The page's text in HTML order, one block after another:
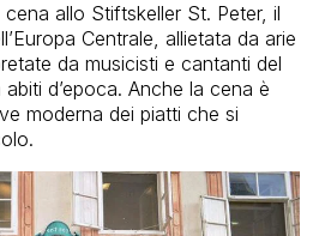
allo Stiftskeller St. Peter, il
Centrale, allietata da arie
da musicisti e cantanti del
d’epoca. Anche la cena è
moderna dei piatti che si